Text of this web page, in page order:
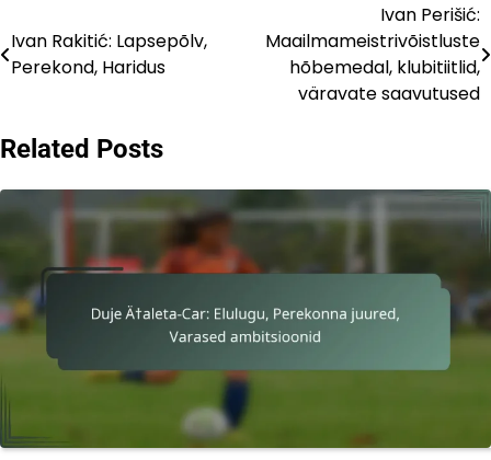
navigation
Ivan Rakitić: Lapsepõlv,
Perekond, Haridus
Ivan Perišić:
Maailmameistrivõistluste
hõbemedal, klubitiitlid,
väravate saavutused
Related Posts